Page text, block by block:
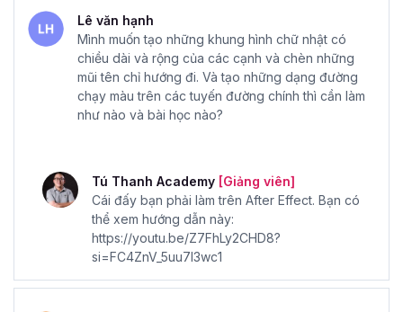
Tôi có được hướng dẫn cách cài đặt các phần mềm
cho khóa học không?
Trước khi vào học, bạn sẽ được giảng viên hướng dẫn
cách cài đặt phần mềm cho khóa học chi tiết từ A->Z để
phục vụ cho quá trình học tập.
khóa học không?
Tất nhiên rồi, sau khi hoàn thành khóa học, Gitiho sẽ cung
cấp cho bạn Giấy chứng nhận hoàn thành khóa học, bật
mí với bạn giấy chứng nhận của Gitiho được đánh giá cao
về độ uy tín đấy nhé! Đây chắc chắn sẽ làm đa dạng các
kỹ năng của bạn trong CV cũng như ghi điểm với nhà
Lê văn hạnh
Mình muốn tạo những khung hình chữ nhật có
chiều dài và rộng của các cạnh và chèn những
mũi tên chỉ hướng đi. Và tạo những dạng đường
chạy màu trên các tuyến đường chính thì cần làm
như nào và bài học nào?
Tú Thanh Academy [Giảng viên]
Cái đấy bạn phải làm trên After Effect. Bạn có
thể xem hướng dẫn này:
https://youtu.be/Z7FhLy2CHD8?
si=FC4ZnV_5uu7l3wc1